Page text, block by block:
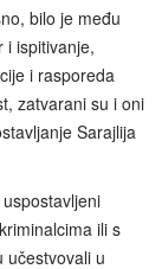
bilo je među
i ispitivanje,
i rasporeda
zatvarani su i oni
Sarajlija
ili s
učestvovali u